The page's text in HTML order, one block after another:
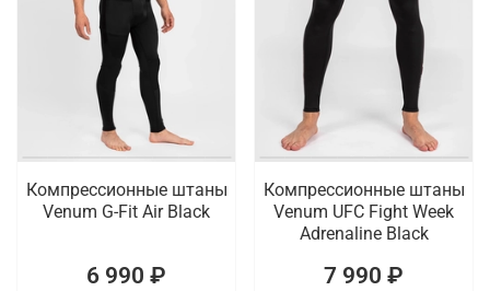
Компрессионные штаны
Venum G-Fit Air Black
6 990 ₽
Компрессионные штаны
Venum UFC Fight Week
Adrenaline Black
7 990 ₽